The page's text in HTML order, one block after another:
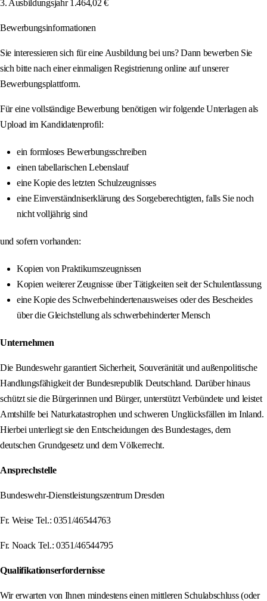
3. Ausbildungsjahr 1.464,02 €
Bewerbungsinformationen
Sie interessieren sich für eine Ausbildung bei uns? Dann bewerben Sie
sich bitte nach einer einmaligen Registrierung online auf unserer
Bewerbungsplattform.
Für eine vollständige Bewerbung benötigen wir folgende Unterlagen als
Upload im Kandidatenprofil:
ein formloses Bewerbungsschreiben
einen tabellarischen Lebenslauf
eine Kopie des letzten Schulzeugnisses
eine Einverständniserklärung des Sorgeberechtigten, falls Sie noch
nicht volljährig sind
und sofern vorhanden:
Kopien von Praktikumszeugnissen
Kopien weiterer Zeugnisse über Tätigkeiten seit der Schulentlassung
eine Kopie des Schwerbehindertenausweises oder des Bescheides
über die Gleichstellung als schwerbehinderter Mensch
Unternehmen
Die Bundeswehr garantiert Sicherheit, Souveränität und außenpolitische
Handlungsfähigkeit der Bundesrepublik Deutschland. Darüber hinaus
schützt sie die Bürgerinnen und Bürger, unterstützt Verbündete und leistet
Amtshilfe bei Naturkatastrophen und schweren Unglücksfällen im Inland.
Hierbei unterliegt sie den Entscheidungen des Bundestages, dem
deutschen Grundgesetz und dem Völkerrecht.
Ansprechstelle
Bundeswehr-Dienstleistungszentrum Dresden
Fr. Weise Tel.: 0351/46544763
Fr. Noack Tel.: 0351/46544795
Qualifikationserfordernisse
Wir erwarten von Ihnen mindestens einen mittleren Schulabschluss (oder